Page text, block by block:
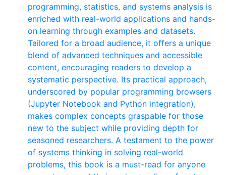
programming, statistics, and systems analysis is
enriched with real-world applications and hands-
on learning through examples and datasets.
Tailored for a broad audience, it offers a unique
blend of advanced techniques and accessible
content, encouraging readers to develop a
systematic perspective. Its practical approach,
underscored by popular programming browsers
(Jupyter Notebook and Python integration),
makes complex concepts graspable for those
new to the subject while providing depth for
seasoned researchers. A testament to the power
of systems thinking in solving real-world
problems, this book is a must-read for anyone